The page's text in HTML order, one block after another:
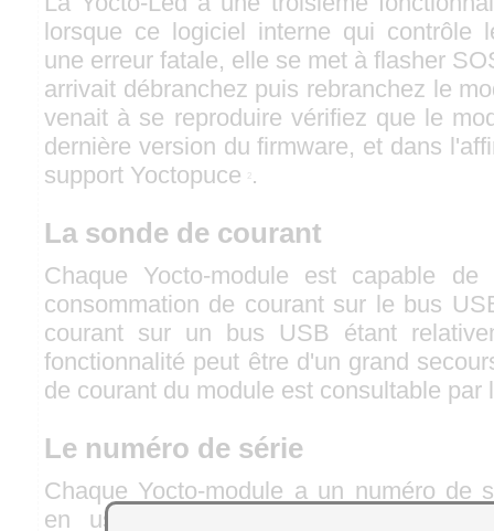
lorsque ce logiciel interne qui contrôle
une erreur fatale, elle se met à flasher
arrivait débranchez puis rebranchez le
venait à se reproduire vérifiez que le
dernière version du firmware, et dans
support Yoctopuce .
La sonde de courant
Chaque Yocto-module est capable
consommation de courant sur le bus
courant sur un bus USB étant
fonctionnalité peut être d'un grand
de courant du module est consultable par
Le numéro de série
Chaque Yocto-module a un numéro de
en usine, pour les modules Yocto-